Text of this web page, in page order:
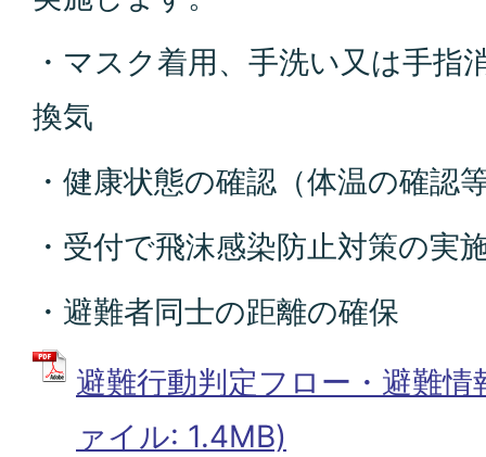
・マスク着用、手洗い又は手指
換気
・健康状態の確認（体温の確認
・受付で飛沫感染防止対策の実
・避難者同士の距離の確保
避難行動判定フロー・避難
ァイル: 1.4MB)